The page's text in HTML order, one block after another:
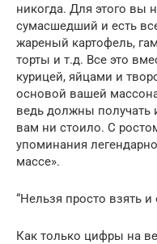
никогда. Для этого вы
сумасшедший и есть
жареный картофель,
торты и т.д. Все это
курицей, яйцами и
основой вашей
ведь должны получать
вам ни стоило. С
упоминания
массе».
“Нельзя просто взять
Как только цифры на